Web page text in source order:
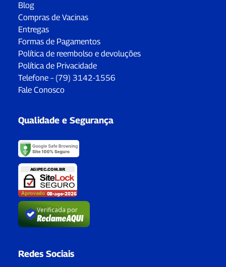
Blog
Compras de Vacinas
Entregas
Formas de Pagamentos
Política de reembolso e devoluções
Política de Privacidade
Telefone – (79) 3142-1556
Fale Conosco
Qualidade e Segurança
Verificada por
Redes Sociais